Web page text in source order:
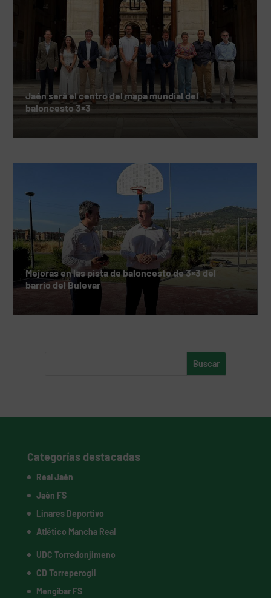
Jaén será el centro del mapa mundial del
baloncesto 3×3
Mejoras en las pista de baloncesto de 3×3 del
barrio del Bulevar
Categorías destacadas
Real Jaén
Jaén FS
Linares Deportivo
Atlético Mancha Real
UDC Torredonjimeno
CD Torreperogil
Mengíbar FS